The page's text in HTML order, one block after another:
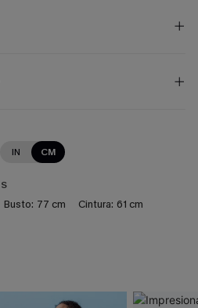
IN CM
S
Busto: 77 cm Cintura: 61 cm